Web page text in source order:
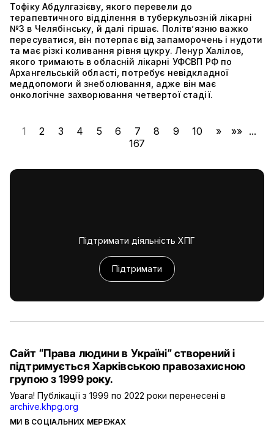
Тофіку Абдулгазієву, якого перевели до
терапевтичного відділення в туберкульозній лікарні
№3 в Челябінську, й далі гіршає. Політвʼязню важко
пересуватися, він потерпає від запаморочень і нудоти
та має різкі коливання рівня цукру. Ленур Халілов,
якого тримають в обласній лікарні УФСВП РФ по
Архангельській області, потребує невідкладної
меддопомоги й знеболювання, адже він має
онкологічне захворювання четвертої стадії.
1 2 3 4 5 6 7 8 9 10 » »» ...
167
Підтримати діяльність ХПГ
Підтримати
МИ В СОЦІАЛЬНИХ МЕРЕЖАХ
Сайт “Права людини в Україні” створений і
підтримується Харківською правозахисною
групою з 1999 року.
Увага! Публікації з 1999 по 2022 роки перенесені в
archive.khpg.org